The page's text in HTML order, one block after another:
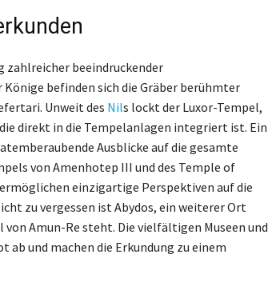
zahlreicher beeindruckender
befinden sich die Gräber berühmter
Unweit des Nils lockt der Luxor-Tempel,
direkt in die Tempelanlagen integriert ist. Ein
Ausblicke auf die gesamte
von Amenhotep III und des Temple of
einzigartige Perspektiven auf die
zu vergessen ist Abydos, ein weiterer Ort
Amun-Re steht. Die vielfältigen Museen und
ab und machen die Erkundung zu einem